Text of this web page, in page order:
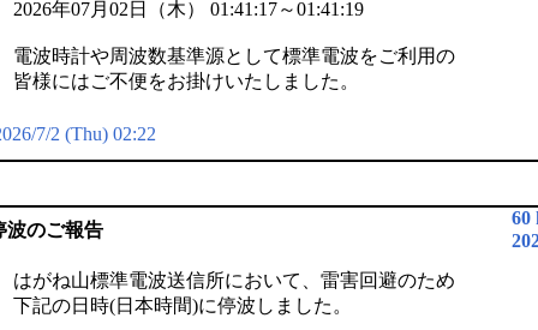
2026年07月02日（木） 01:41:17～01:41:19
電波時計や周波数基準源として標準電波をご利用の
皆様にはご不便をお掛けいたしました。
7/2 (Thu) 02:22
波のご報告
60
はがね山標準電波送信所において、雷害回避のため
下記の日時(日本時間)に停波しました。